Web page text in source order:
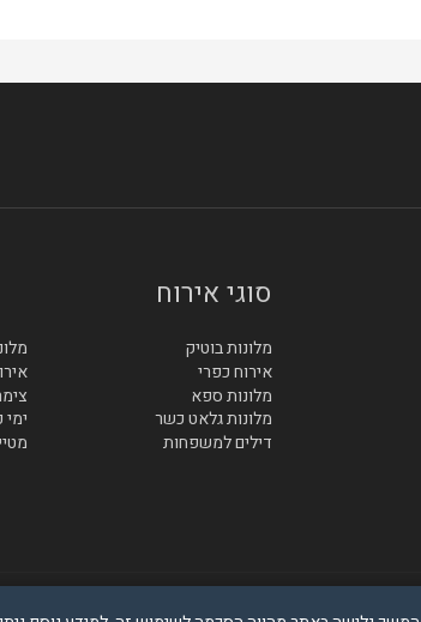
סוגי אירוח
מלונות בוטיק
אירוח כפרי
מלונות ספא
מלונות גלאט כשר
ימי
דילים למשפחות